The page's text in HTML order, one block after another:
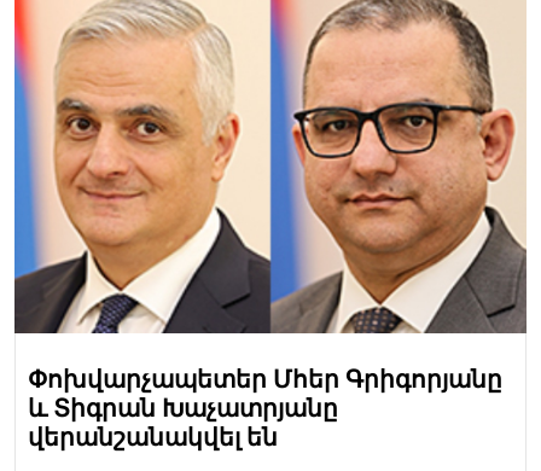
Փոխվարչապետեր Մհեր Գրիգորյանը
և Տիգրան Խաչատրյանը
վերանշանակվել են